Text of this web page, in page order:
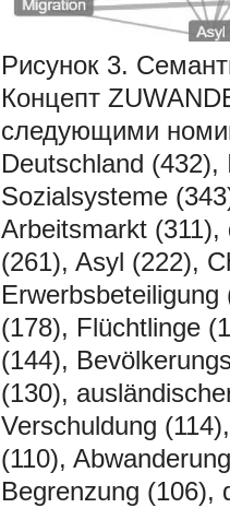
Рисунок 3.
Концепт
следующими
Deutschland
Sozialsysteme
Arbeitsmarkt
(261), Asyl (222),
(178), Flüchtlinge
(144),
(130),
Verschuldung
(110),
Begrenzung (106),